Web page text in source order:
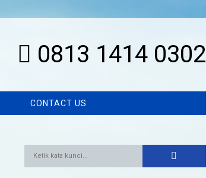
0813 1414 0302
CONTACT US